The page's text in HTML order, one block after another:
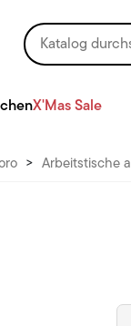
X'Mas Sale
> Arbeitstische